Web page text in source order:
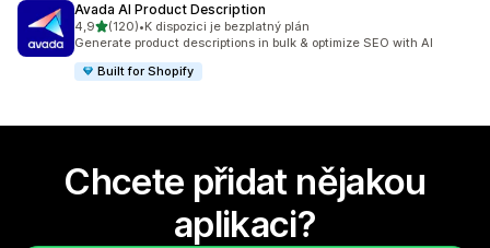
Avada AI Product Description
4,9z 5 hvězd
(120)
Celkový počet recenzí: 120
•K dispozici je bezplatný plán
Generate product descriptions in bulk & optimize SEO with AI
Built for Shopify
Chcete přidat nějakou
aplikaci?